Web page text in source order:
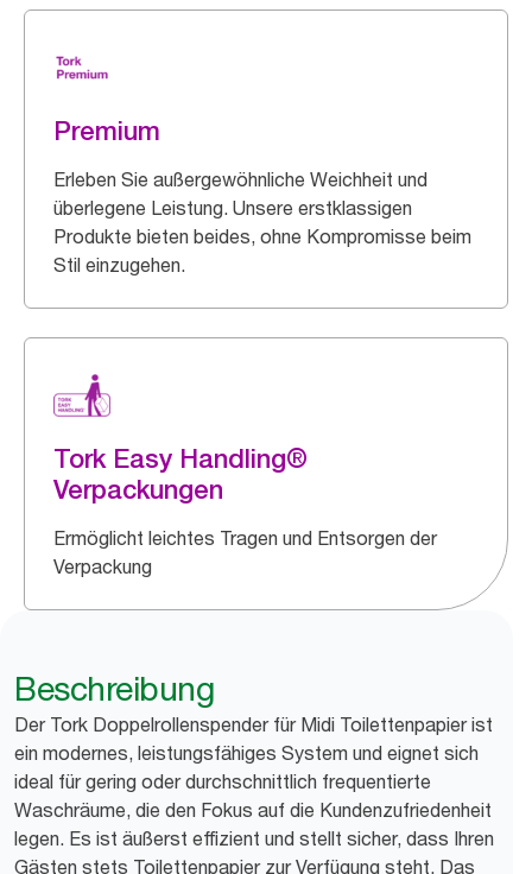
Premium
Erleben Sie außergewöhnliche Weichheit und
überlegene Leistung. Unsere erstklassigen
Produkte bieten beides, ohne Kompromisse beim
Stil einzugehen.
Tork Easy Handling®
Verpackungen
Ermöglicht leichtes Tragen und Entsorgen der
Verpackung
Beschreibung
Der Tork Doppelrollenspender für Midi Toilettenpapier ist
ein modernes, leistungsfähiges System und eignet sich
ideal für gering oder durchschnittlich frequentierte
Waschräume, die den Fokus auf die Kundenzufriedenheit
legen. Es ist äußerst effizient und stellt sicher, dass Ihren
Gästen stets Toilettenpapier zur Verfügung steht. Das